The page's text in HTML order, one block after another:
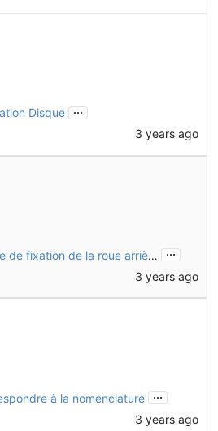
Disque ...
3 years ago
Modification de l'équerre de fixation de la roue arrière CHO13
...
3 years ago
à la nomenclature ...
3 years ago